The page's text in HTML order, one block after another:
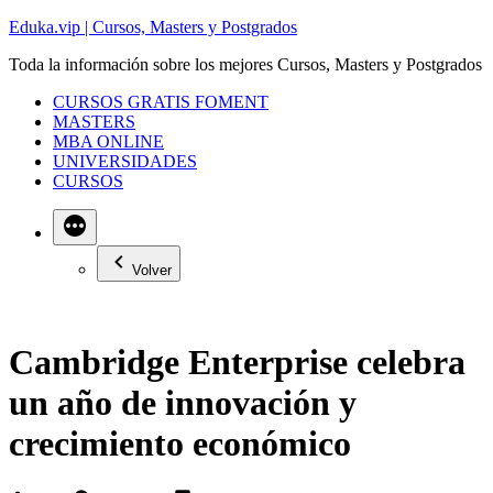
Saltar
contenido
Eduka.vip | Cursos, Masters y Postgrados
Toda la información sobre los mejores Cursos, Masters y Postgrados
CURSOS GRATIS FOMENT
MASTERS
MBA ONLINE
UNIVERSIDADES
CURSOS
Volver
Cambridge Enterprise celebra
un año de innovación y
crecimiento económico